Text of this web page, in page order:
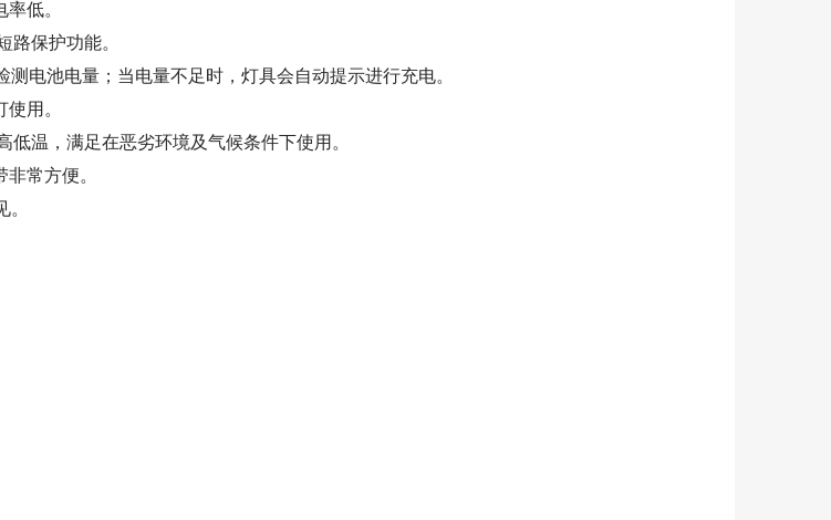
低。
保护功能。
电池电量；当电量不足时，灯具会自动提示进行充电。
用。
温，满足在恶劣环境及气候条件下使用。
常方便。